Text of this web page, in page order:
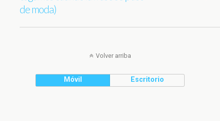
de moda)
Volver arriba
Móvil Escritorio